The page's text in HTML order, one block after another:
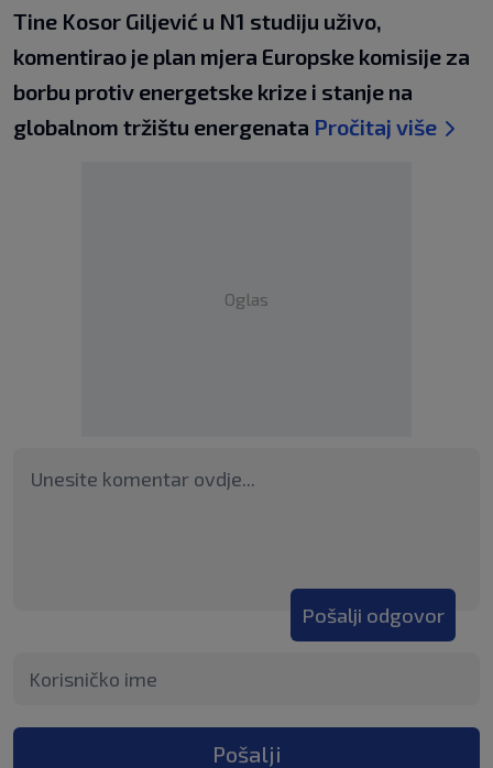
Tine Kosor Giljević u N1 studiju uživo,
komentirao je plan mjera Europske komisije za
borbu protiv energetske krize i stanje na
globalnom tržištu energenata Pročitaj više
Oglas
Pošalji odgovor
Pošalji